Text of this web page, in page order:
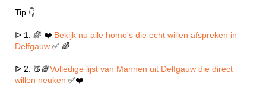
Tip 👇
ᐅ 1. 🌈 ❤️ Bekijk nu alle homo's die echt willen afspreken in
Delfgauw ✅ 🌈
ᐅ 2. 🍑🌈Volledige lijst van Mannen uit Delfgauw die direct
willen neuken ✅❤️